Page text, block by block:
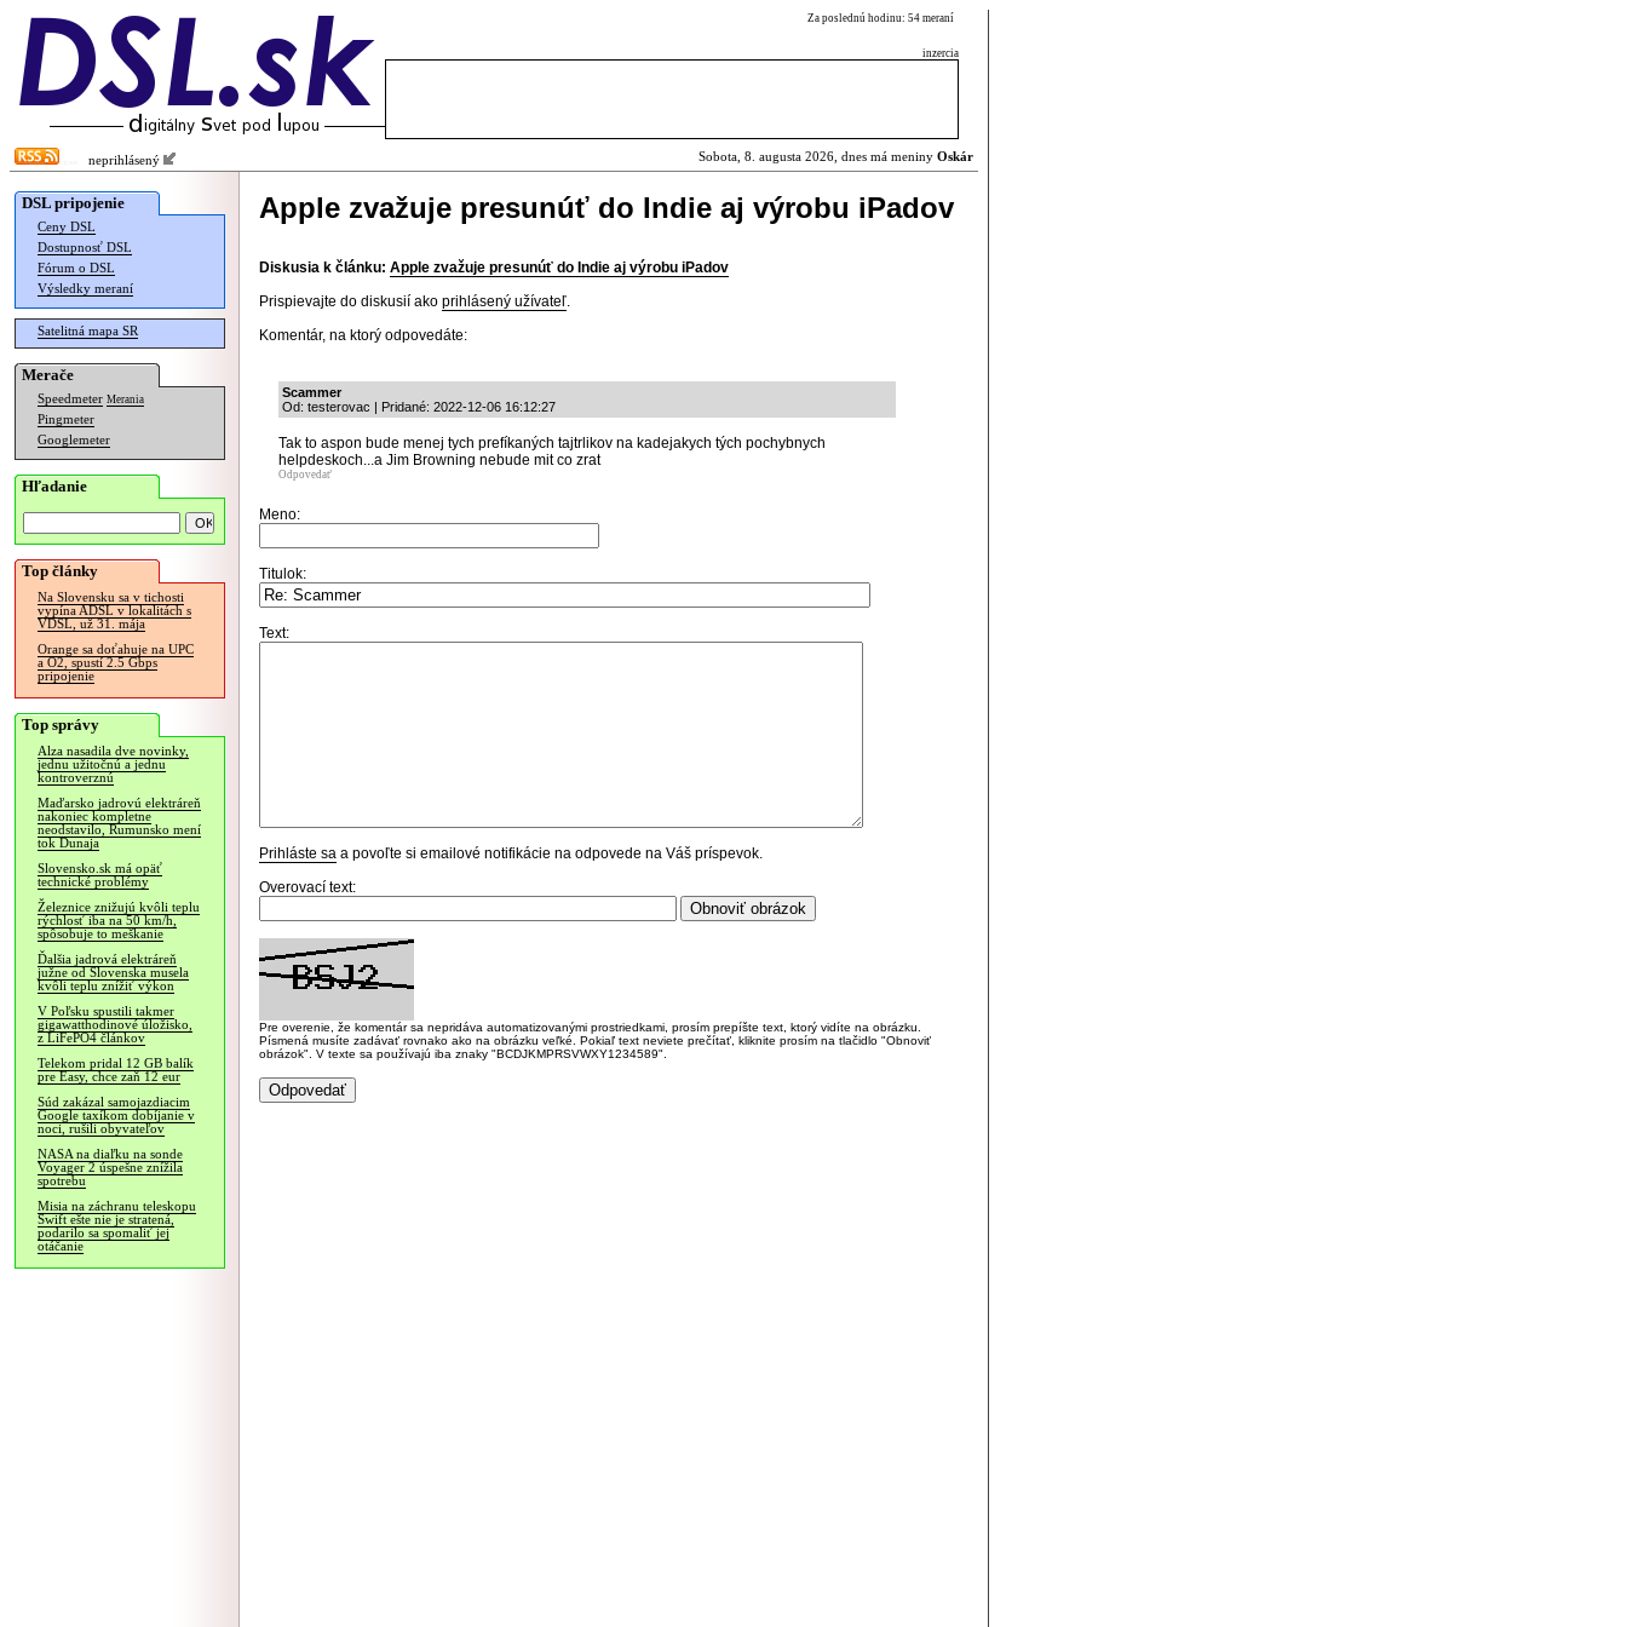
Za poslednú hodinu: 54 meraní
inzercia
neprihlásený Sobota, 8. augusta 2026, dnes má meniny Oskár
DSL pripojenie
Ceny DSL
Dostupnosť DSL
Fórum o DSL
Výsledky meraní
Satelitná mapa SR
Merače
Speedmeter Merania
Pingmeter
Googlemeter
Hľadanie
Top články
Na Slovensku sa v tichosti
vypína ADSL v lokalitách s
VDSL, už 31. mája
Orange sa doťahuje na UPC
a O2, spustí 2.5 Gbps
pripojenie
Top správy
Alza nasadila dve novinky,
jednu užitočnú a jednu
kontroverznú
Maďarsko jadrovú elektráreň
nakoniec kompletne
neodstavilo, Rumunsko mení
tok Dunaja
Slovensko.sk má opäť
technické problémy
Železnice znižujú kvôli teplu
rýchlosť iba na 50 km/h,
spôsobuje to meškanie
Ďalšia jadrová elektráreň
južne od Slovenska musela
kvôli teplu znížiť výkon
V Poľsku spustili takmer
gigawatthodinové úložisko,
z LiFePO4 článkov
Telekom pridal 12 GB balík
pre Easy, chce zaň 12 eur
Súd zakázal samojazdiacim
Google taxíkom dobíjanie v
noci, rušili obyvateľov
NASA na diaľku na sonde
Voyager 2 úspešne znížila
spotrebu
Misia na záchranu teleskopu
Swift ešte nie je stratená,
podarilo sa spomaliť jej
otáčanie
Apple zvažuje presunúť do Indie aj výrobu iPadov
Diskusia k článku: Apple zvažuje presunúť do Indie aj výrobu iPadov
Prispievajte do diskusií ako prihlásený užívateľ.
Komentár, na ktorý odpovedáte:
Scammer
Od: testerovac | Pridané: 2022-12-06 16:12:27
Tak to aspon bude menej tych prefíkaných tajtrlikov na kadejakych tých pochybnych
helpdeskoch...a Jim Browning nebude mit co zrat
Odpovedať
Meno:
Titulok:
Text:
Prihláste sa a povoľte si emailové notifikácie na odpovede na Váš príspevok.
Overovací text:
Pre overenie, že komentár sa nepridáva automatizovanými prostriedkami, prosím prepíšte text, ktorý vidíte na obrázku.
Písmená musíte zadávať rovnako ako na obrázku veľké. Pokiaľ text neviete prečítať, kliknite prosím na tlačidlo "Obnoviť
obrázok". V texte sa používajú iba znaky "BCDJKMPRSVWXY1234589".